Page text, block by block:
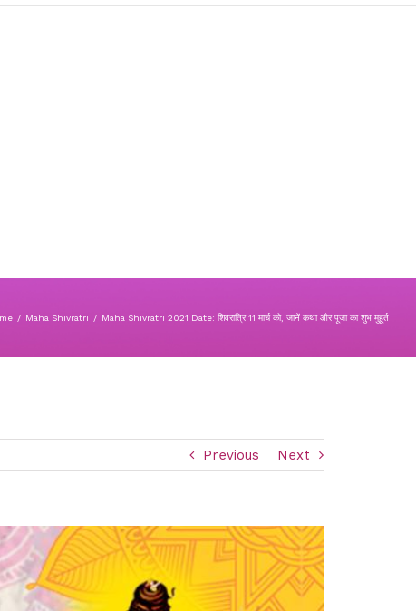
/ Maha Shivratri / Maha Shivratri 2021 Date: शिवरात्रि 11 मार्च को, जानें कथा और पूजा का शुभ मुहूर्त
Previous Next